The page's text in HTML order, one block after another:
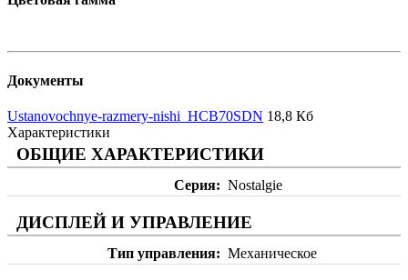
Документы
Ustanovochnye-razmery-nishi_HCB70SDN 18,8 Кб
Характеристики
ОБЩИЕ ХАРАКТЕРИСТИКИ
Серия Nostalgie
ДИСПЛЕЙ И УПРАВЛЕНИЕ
Тип управления Механическое